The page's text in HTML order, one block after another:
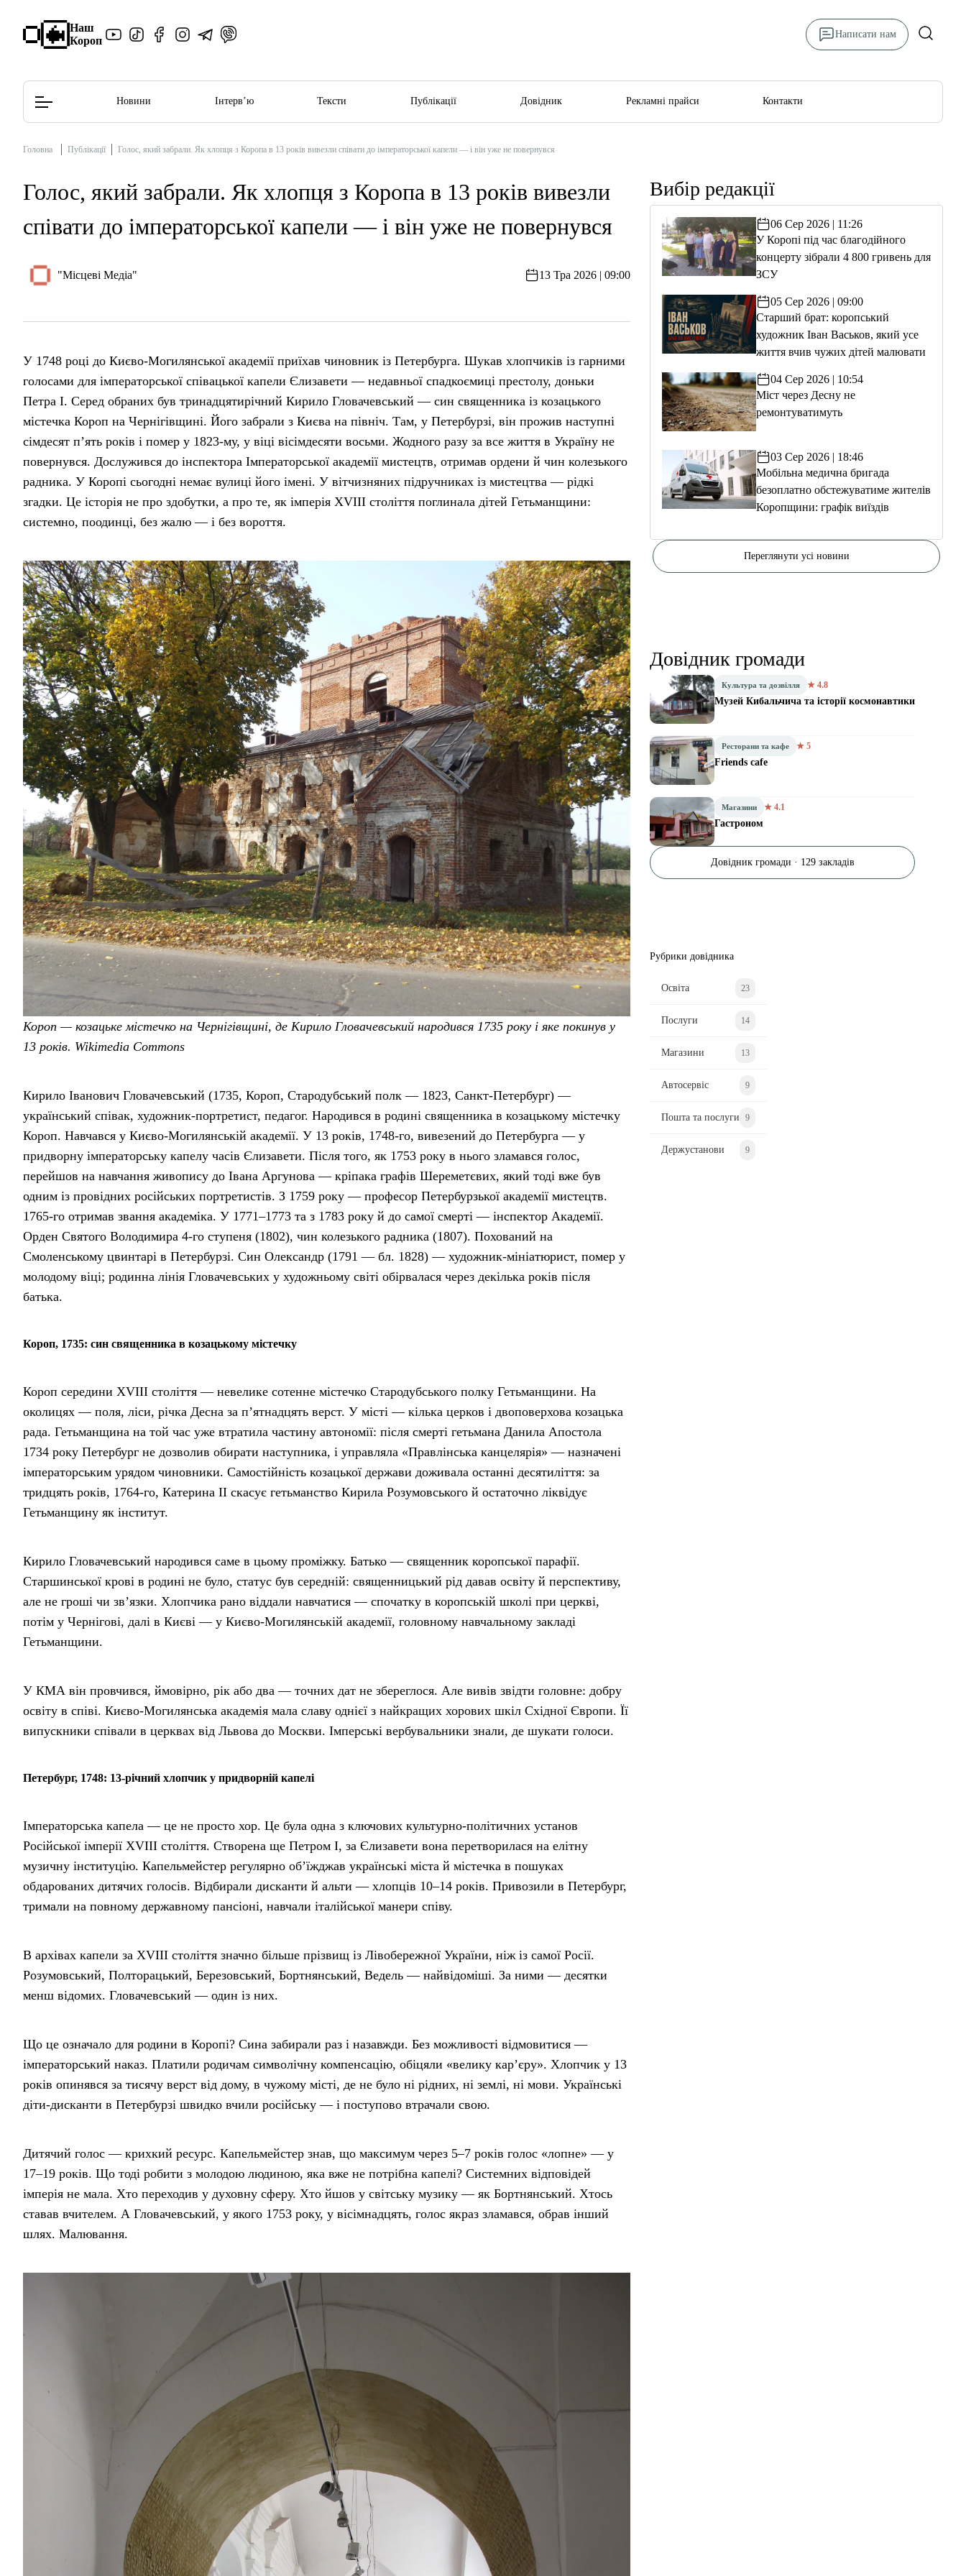
Наш
Короп
Написати нам
Редакційна політика
Новини Інтерв’ю Тексти Публікації Довідник Рекламні прайси Контакти
Головна Публікації Голос, який забрали. Як хлопця з Коропа в 13 років вивезли співати до імператорської капели — і він уже не повернувся
Голос, який забрали. Як хлопця з Коропа в 13 років вивезли
співати до імператорської капели — і він уже не повернувся
"Місцеві Медіа" 13 Тра 2026 | 09:00
У 1748 році до Києво-Могилянської академії приїхав чиновник із Петербурга. Шукав хлопчиків із гарними
голосами для імператорської співацької капели Єлизавети — недавньої спадкоємиці престолу, доньки
Петра I. Серед обраних був тринадцятирічний Кирило Гловачевський — син священника із козацького
містечка Короп на Чернігівщині. Його забрали з Києва на північ. Там, у Петербурзі, він прожив наступні
сімдесят пʼять років і помер у 1823-му, у віці вісімдесяти восьми. Жодного разу за все життя в Україну не
повернувся. Дослужився до інспектора Імператорської академії мистецтв, отримав ордени й чин колезького
радника. У Коропі сьогодні немає вулиці його імені. У вітчизняних підручниках із мистецтва — рідкі
згадки. Це історія не про здобутки, а про те, як імперія XVIII століття поглинала дітей Гетьманщини:
системно, поодинці, без жалю — і без вороття.
Короп — козацьке містечко на Чернігівщині, де Кирило Гловачевський народився 1735 року і яке покинув у
13 років. Wikimedia Commons
Кирило Іванович Гловачевський (1735, Короп, Стародубський полк — 1823, Санкт-Петербург) —
український співак, художник-портретист, педагог. Народився в родині священника в козацькому містечку
Короп. Навчався у Києво-Могилянській академії. У 13 років, 1748-го, вивезений до Петербурга — у
придворну імператорську капелу часів Єлизавети. Після того, як 1753 року в нього зламався голос,
перейшов на навчання живопису до Івана Аргунова — кріпака графів Шереметєвих, який тоді вже був
одним із провідних російських портретистів. З 1759 року — професор Петербурзької академії мистецтв.
1765-го отримав звання академіка. У 1771–1773 та з 1783 року й до самої смерті — інспектор Академії.
Орден Святого Володимира 4-го ступеня (1802), чин колезького радника (1807). Похований на
Смоленському цвинтарі в Петербурзі. Син Олександр (1791 — бл. 1828) — художник-мініатюрист, помер у
молодому віці; родинна лінія Гловачевських у художньому світі обірвалася через декілька років після
батька.
Короп, 1735: син священника в козацькому містечку
Короп середини XVIII століття — невелике сотенне містечко Стародубського полку Гетьманщини. На
околицях — поля, ліси, річка Десна за п’ятнадцять верст. У місті — кілька церков і двоповерхова козацька
рада. Гетьманщина на той час уже втратила частину автономії: після смерті гетьмана Данила Апостола
1734 року Петербург не дозволив обирати наступника, і управляла «Правлінська канцелярія» — назначені
імператорським урядом чиновники. Самостійність козацької держави доживала останні десятиліття: за
тридцять років, 1764-го, Катерина II скасує гетьманство Кирила Розумовського й остаточно ліквідує
Гетьманщину як інститут.
Кирило Гловачевський народився саме в цьому проміжку. Батько — священник коропської парафії.
Старшинської крові в родині не було, статус був середній: священницький рід давав освіту й перспективу,
але не гроші чи зв’язки. Хлопчика рано віддали навчатися — спочатку в коропській школі при церкві,
потім у Чернігові, далі в Києві — у Києво-Могилянській академії, головному навчальному закладі
Гетьманщини.
У КМА він провчився, ймовірно, рік або два — точних дат не збереглося. Але вивів звідти головне: добру
освіту в співі. Києво-Могилянська академія мала славу однієї з найкращих хорових шкіл Східної Європи. Її
випускники співали в церквах від Львова до Москви. Імперські вербувальники знали, де шукати голоси.
Петербург, 1748: 13-річний хлопчик у придворній капелі
Імператорська капела — це не просто хор. Це була одна з ключових культурно-політичних установ
Російської імперії XVIII століття. Створена ще Петром I, за Єлизавети вона перетворилася на елітну
музичну інституцію. Капельмейстер регулярно об’їжджав українські міста й містечка в пошуках
обдарованих дитячих голосів. Відбирали дисканти й альти — хлопців 10–14 років. Привозили в Петербург,
тримали на повному державному пансіоні, навчали італійської манери співу.
В архівах капели за XVIII століття значно більше прізвищ із Лівобережної України, ніж із самої Росії.
Розумовський, Полторацький, Березовський, Бортнянський, Ведель — найвідоміші. За ними — десятки
менш відомих. Гловачевський — один із них.
Що це означало для родини в Коропі? Сина забирали раз і назавжди. Без можливості відмовитися —
імператорський наказ. Платили родичам символічну компенсацію, обіцяли «велику кар’єру». Хлопчик у 13
років опинявся за тисячу верст від дому, в чужому місті, де не було ні рідних, ні землі, ні мови. Українські
діти-дисканти в Петербурзі швидко вчили російську — і поступово втрачали свою.
Дитячий голос — крихкий ресурс. Капельмейстер знав, що максимум через 5–7 років голос «лопне» — у
17–19 років. Що тоді робити з молодою людиною, яка вже не потрібна капелі? Системних відповідей
імперія не мала. Хто переходив у духовну сферу. Хто йшов у світську музику — як Бортнянський. Хтось
ставав вчителем. А Гловачевський, у якого 1753 року, у вісімнадцять, голос якраз зламався, обрав інший
шлях. Малювання.
Вибір редакції
06 Сер 2026 | 11:26
У Коропі під час благодійного
концерту зібрали 4 800 гривень для
ЗСУ
05 Сер 2026 | 09:00
Старший брат: коропський
художник Іван Васьков, який усе
життя вчив чужих дітей малювати
04 Сер 2026 | 10:54
Міст через Десну не
ремонтуватимуть
03 Сер 2026 | 18:46
Мобільна медична бригада
безоплатно обстежуватиме жителів
Коропщини: графік виїздів
Переглянути усі новини
Довідник громади
Культура та дозвілля ★ 4.8
Музей Кибальчича та історії космонавтики
Ресторани та кафе ★ 5
Friends cafe
Магазини ★ 4.1
Гастроном
Довідник громади · 129 закладів
Рубрики довідника
Освіта 23
Послуги 14
Магазини 13
Автосервіс 9
Пошта та послуги 9
Держустанови 9